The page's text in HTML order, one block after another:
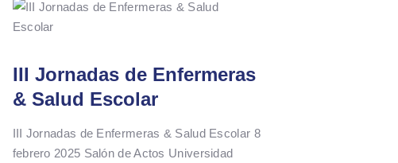
III Jornadas de Enfermeras
& Salud Escolar
III Jornadas de Enfermeras & Salud Escolar 8
febrero 2025 Salón de Actos Universidad